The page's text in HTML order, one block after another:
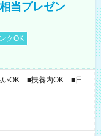
当プレゼン
クOK
いOK ■扶養内OK ■日